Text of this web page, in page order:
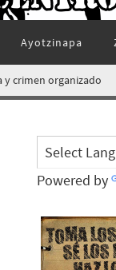
Ayotzinapa
y crimen organizado
Powered by